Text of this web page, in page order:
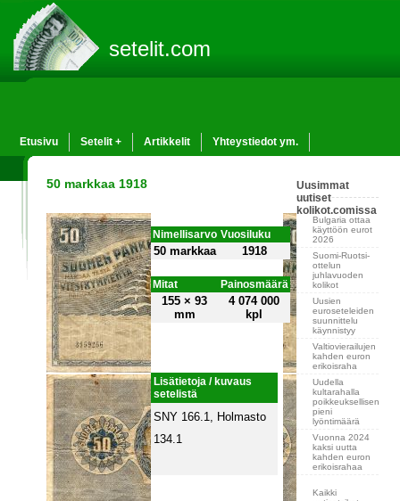
setelit.com
Etusivu Setelit + Artikkelit Yhteystiedot ym.
50 markkaa 1918
Nimellisarvo Vuosiluku
50 markkaa 1918
Mitat Painosmäärä
155 × 93
mm
4 074 000
kpl
Lisätietoja / kuvaus
setelistä
SNY 166.1, Holmasto
134.1
Uusimmat
uutiset
kolikot.comissa
Bulgaria ottaa
käyttöön eurot
2026
Suomi-Ruotsi-
ottelun
juhlavuoden
kolikot
Uusien
euroseteleiden
suunnittelu
käynnistyy
Valtiovierailujen
kahden euron
erikoisraha
Uudella
kultarahalla
poikkeuksellisen
pieni
lyöntimäärä
Vuonna 2024
kaksi uutta
kahden euron
erikoisrahaa
Kaikki